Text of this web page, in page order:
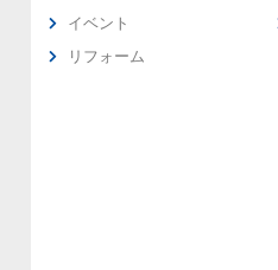
イベント
リフォーム